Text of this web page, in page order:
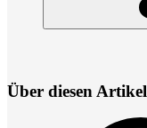
Über diesen Artikel